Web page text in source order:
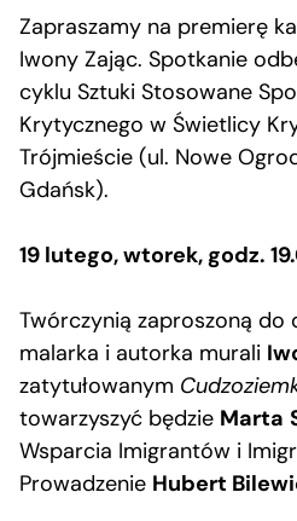
Zapraszamy na premierę
Iwony Zając. Spotkanie
cyklu Sztuki Stosowane
Krytycznego w Świetlicy
Trójmieście (ul. Nowe
Gdańsk).
19 lutego, wtorek, godz.
Twórczynią zaproszoną do
malarka i autorka murali
zatytułowanym
towarzyszyć będzie Marta
Wsparcia Imigrantów i
Prowadzenie Hubert